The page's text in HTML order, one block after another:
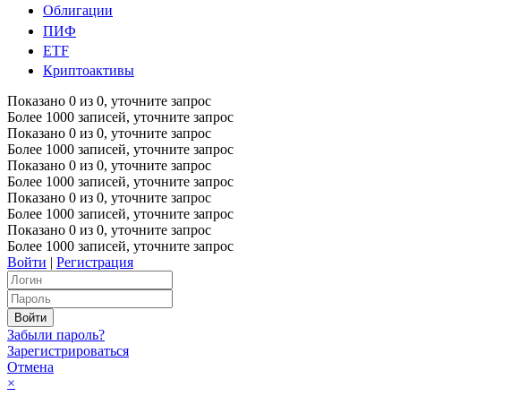
Облигации
ПИФ
ETF
Криптоактивы
Показано 0 из 0, уточните запрос
Более 1000 записей, уточните запрос
Показано 0 из 0, уточните запрос
Более 1000 записей, уточните запрос
Показано 0 из 0, уточните запрос
Более 1000 записей, уточните запрос
Показано 0 из 0, уточните запрос
Более 1000 записей, уточните запрос
Показано 0 из 0, уточните запрос
Более 1000 записей, уточните запрос
Войти | Регистрация
Забыли пароль?
Зарегистрироваться
Отмена
×